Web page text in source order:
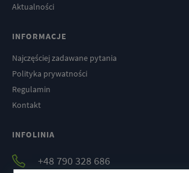
Aktualności
INFORMACJE
Najczęściej zadawane pytania
Polityka prywatności
Regulamin
Kontakt
INFOLINIA
+48 790 328 686